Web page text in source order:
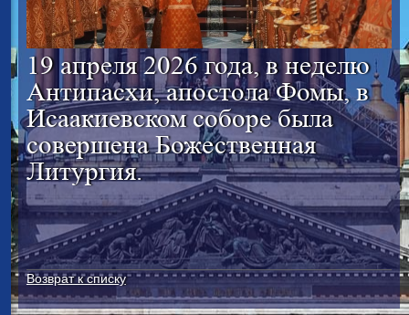
19 апреля 2026 года, в неделю
Антипасхи, апостола Фомы, в
Исаакиевском соборе была
совершена Божественная
Литургия.
Возврат к списку